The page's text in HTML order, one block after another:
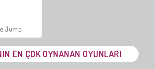
Jump
EN ÇOK OYNANAN OYUNLARI